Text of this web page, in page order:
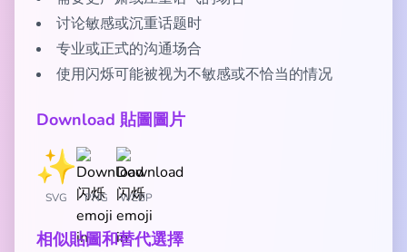
讨论敏感或沉重话题时
专业或正式的沟通场合
使用闪烁可能被视为不敏感或不恰当的情况
Download 貼圖圖片
SVG PNG WEBP
相似貼圖和替代選擇